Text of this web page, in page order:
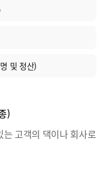
및 정산)
)
고객의 댁이나 회사로